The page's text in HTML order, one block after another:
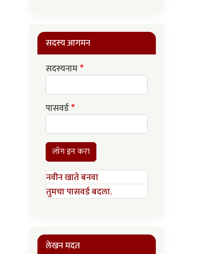
सदस्य आगमन
सदस्यनाम
पासवर्ड
लॉग इन करा
नवीन खाते बनवा
तुमचा पासवर्ड बदला.
लेखन मदत